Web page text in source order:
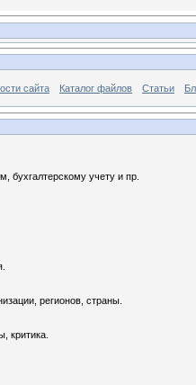
сайта Каталог файлов Статьи
бухгалтерскому учету и пр.
регионов, страны.
критика.